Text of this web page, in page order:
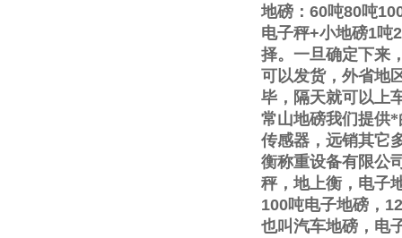
地磅： 60吨80吨
电子秤+小地磅1吨2
择。一旦确定下来
可以发货，外省地
毕，隔天就可以上
常山地磅我们提供
传感器，远销其它
衡称重设备有限公
秤，地上衡，电子
100吨电子地磅，
也叫汽车地磅，电